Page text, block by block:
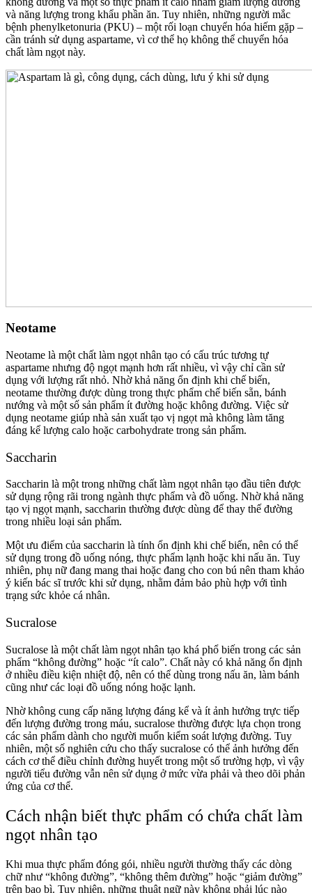
và năng lượng trong khẩu phần ăn. Tuy nhiên, những người mắc
bệnh phenylketonuria (PKU) – một rối loạn chuyển hóa hiếm gặp –
cần tránh sử dụng aspartame, vì cơ thể họ không thể chuyển hóa
chất làm ngọt này.
Neotame
Neotame là một chất làm ngọt nhân tạo có cấu trúc tương tự
aspartame nhưng độ ngọt mạnh hơn rất nhiều, vì vậy chỉ cần sử
dụng với lượng rất nhỏ. Nhờ khả năng ổn định khi chế biến,
neotame thường được dùng trong thực phẩm chế biến sẵn, bánh
nướng và một số sản phẩm ít đường hoặc không đường. Việc sử
dụng neotame giúp nhà sản xuất tạo vị ngọt mà không làm tăng
đáng kể lượng calo hoặc carbohydrate trong sản phẩm.
Saccharin
Saccharin là một trong những chất làm ngọt nhân tạo đầu tiên được
sử dụng rộng rãi trong ngành thực phẩm và đồ uống. Nhờ khả năng
tạo vị ngọt mạnh, saccharin thường được dùng để thay thế đường
trong nhiều loại sản phẩm.
Một ưu điểm của saccharin là tính ổn định khi chế biến, nên có thể
sử dụng trong đồ uống nóng, thực phẩm lạnh hoặc khi nấu ăn. Tuy
nhiên, phụ nữ đang mang thai hoặc đang cho con bú nên tham khảo
ý kiến bác sĩ trước khi sử dụng, nhằm đảm bảo phù hợp với tình
trạng sức khỏe cá nhân.
Sucralose
Sucralose là một chất làm ngọt nhân tạo khá phổ biến trong các sản
phẩm “không đường” hoặc “ít calo”. Chất này có khả năng ổn định
ở nhiều điều kiện nhiệt độ, nên có thể dùng trong nấu ăn, làm bánh
cũng như các loại đồ uống nóng hoặc lạnh.
Nhờ không cung cấp năng lượng đáng kể và ít ảnh hưởng trực tiếp
đến lượng đường trong máu, sucralose thường được lựa chọn trong
các sản phẩm dành cho người muốn kiểm soát lượng đường. Tuy
nhiên, một số nghiên cứu cho thấy sucralose có thể ảnh hưởng đến
cách cơ thể điều chỉnh đường huyết trong một số trường hợp, vì vậy
người tiểu đường vẫn nên sử dụng ở mức vừa phải và theo dõi phản
ứng của cơ thể.
Cách nhận biết thực phẩm có chứa chất làm
ngọt nhân tạo
Khi mua thực phẩm đóng gói, nhiều người thường thấy các dòng
chữ như “không đường”, “không thêm đường” hoặc “giảm đường”
trên bao bì. Tuy nhiên, những thuật ngữ này không phải lúc nào